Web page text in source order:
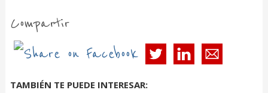
Compartir
TAMBIÉN TE PUEDE INTERESAR: